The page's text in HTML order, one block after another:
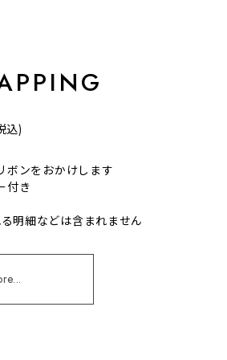
込)
ボンをおかけします
付き
明細などは含まれません